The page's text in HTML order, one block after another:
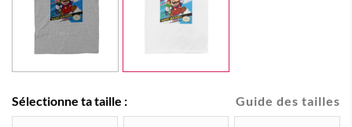
Guide des tailles
Sélectionne ta taille :